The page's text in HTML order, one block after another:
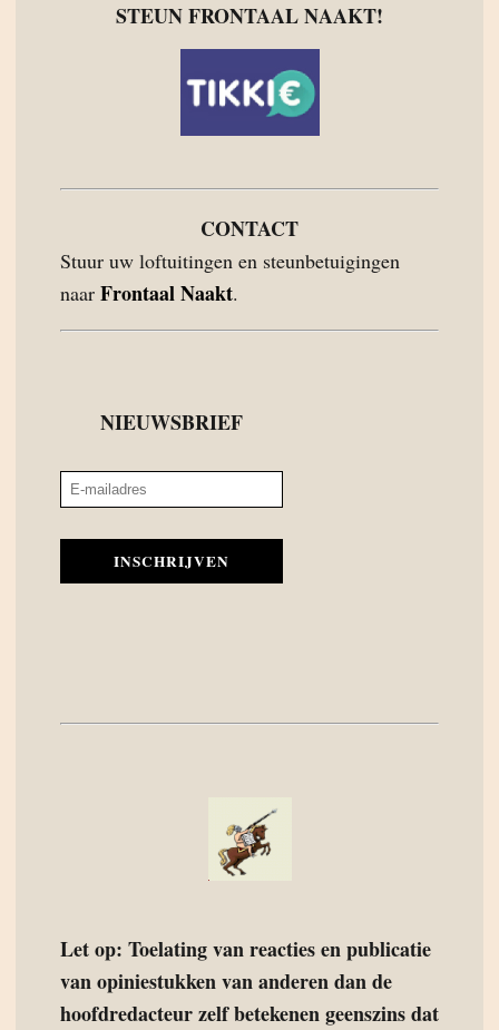
STEUN FRONTAAL NAAKT!
CONTACT
Stuur uw loftuitingen en steunbetuigingen
naar Frontaal Naakt.
NIEUWSBRIEF
INSCHRIJVEN
Let op: Toelating van reacties en publicatie
van opiniestukken van anderen dan de
hoofdredacteur zelf betekenen geenszins dat